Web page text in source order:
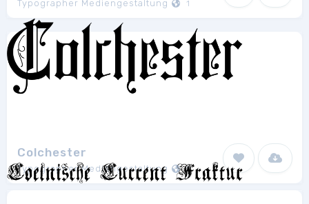
Typographer Mediengestaltung 1
Colchester
Typographer Mediengestaltung 1